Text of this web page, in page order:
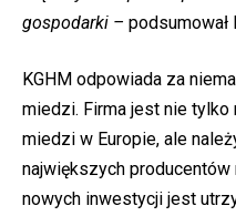
gospodarki – podsumował
KGHM odpowiada za
miedzi. Firma jest nie
miedzi w Europie, ale
największych
nowych inwestycji jest